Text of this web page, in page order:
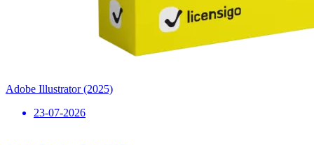
Adobe Illustrator (2025)
23-07-2026